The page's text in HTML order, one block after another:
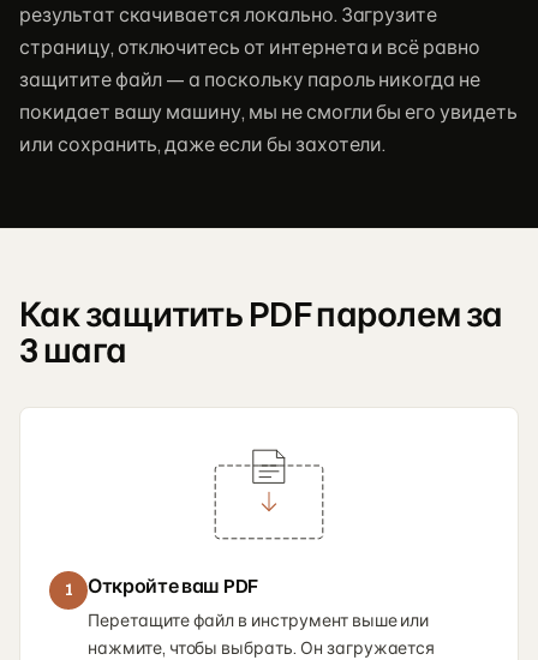
результат скачивается локально. Загрузите
страницу, отключитесь от интернета и всё равно
защитите файл — а поскольку пароль никогда не
покидает вашу машину, мы не смогли бы его увидеть
или сохранить, даже если бы захотели.
Как защитить PDF паролем за
3 шага
1 Откройте ваш PDF
Перетащите файл в инструмент выше или
нажмите, чтобы выбрать. Он загружается